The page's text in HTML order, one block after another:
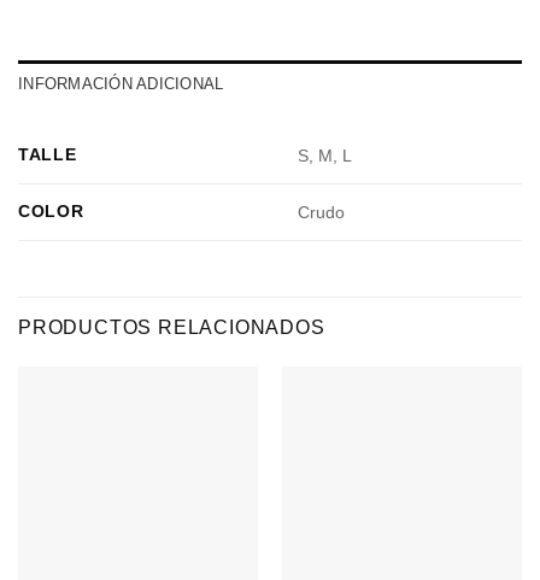
INFORMACIÓN ADICIONAL
TALLE S, M, L
COLOR Crudo
PRODUCTOS RELACIONADOS